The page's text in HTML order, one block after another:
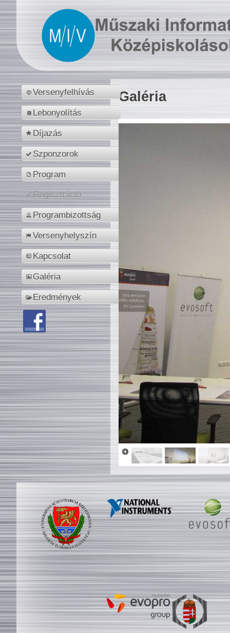
Versenyfelhívás
Lebonyolítás
Díjazás
Szponzorok
Program
Regisztráció
Programbizottság
Versenyhelyszín
Kapcsolat
Galéria
Eredmények
Galéria